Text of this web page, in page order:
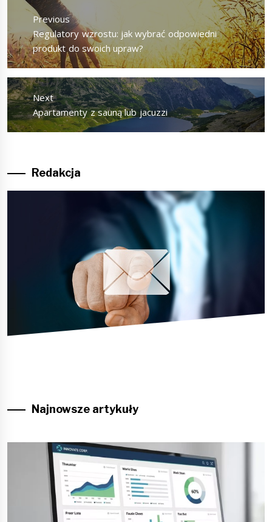
wpisuPrevious
Previous
post:
Regulatory wzrostu: jak wybrać odpowiedni
produkt do swoich upraw?
Next
Next
post:
Apartamenty z sauną lub jacuzzi
Redakcja
Najnowsze artykuły